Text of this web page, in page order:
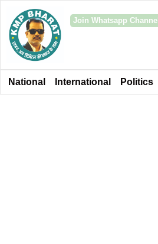
Join Whatsapp Channel
National International Politics